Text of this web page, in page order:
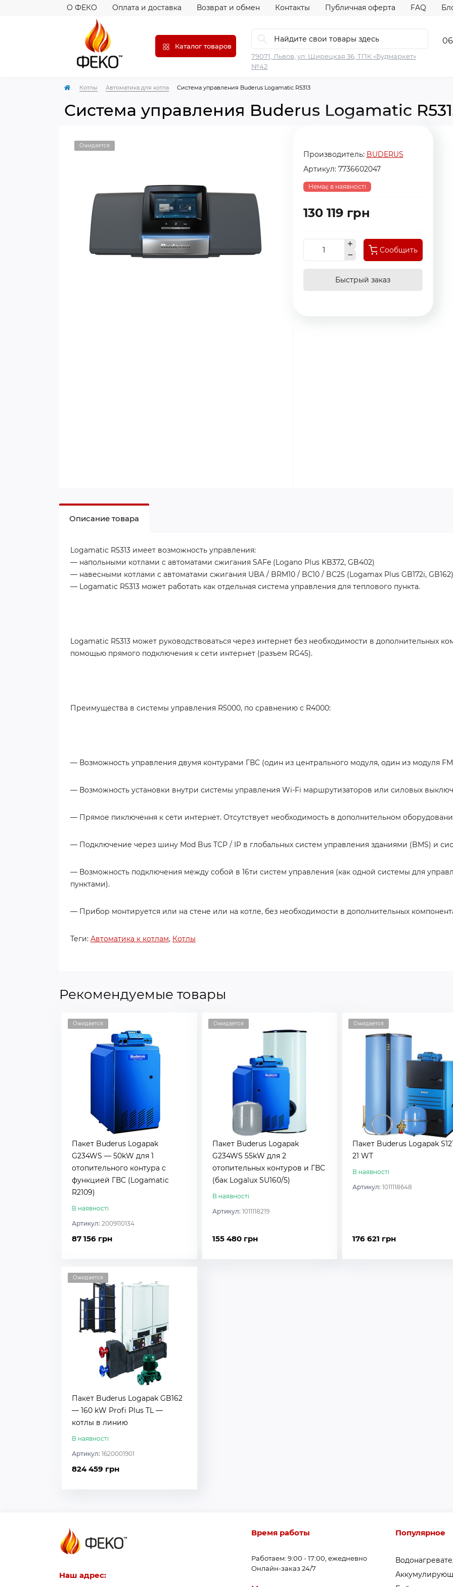
О ФЕКО Оплата и доставка Возврат и обмен Контакты Публичная оферта FAQ
Каталог товаров
79071, Львов, ул. Щирецкая 36, ТПК «Будмаркет»
№42
Котлы Автоматика для котла Система управления Buderus Logamatic R5313
Система управления Buderus Logamatic
Ожидается
Производитель: BUDERUS
Артикул: 7736602047
Немає в наявності
130 119 грн
Сообщить
Быстрый заказ
Описание товара
Logamatic R5313 имеет возможность управления:
— напольными котлами с автоматами сжигания SAFe (Logano Plus KB372, GB402)
— навесными котлами с автоматами сжигания UBA / BRM10 / BC10 / BC25 (Logamax Plus GB172i, GB162)
— Logamatic R5313 может работать как отдельная система управления для теплового пункта.
Logamatic R5313 может руководствоваться через интернет без необходимости в дополнительных
помощью прямого подключения к сети интернет (разъем RG45).
Преимущества в системы управления R5000, по сравнению с R4000:
— Возможность управления двумя контурами ГВС (один из центрального модуля, один из модуля
— Возможность установки внутри системы управления Wi-Fi маршрутизаторов или силовых
— Прямое пиключення к сети интернет. Отсутствует необходимость в дополнительном
— Подключение через шину Mod Bus TCP / IP в глобальных систем управления зданиями (BMS) и
— Возможность подключения между собой в 16ти систем управления (как одной системы для
пунктами).
— Прибор монтируется или на стене или на котле, без необходимости в дополнительных
Теги: Автоматика к котлам, Котлы
Рекомендуемые товары
Ожидается
Пакет Buderus Logapak
G234WS — 50kW для 1
отопительного контура с
функцией ГВС (Logamatic
R2109)
В наявності
Артикул: 2009110134
87 156 грн
Ожидается
Пакет Buderus Logapak
G234WS 55kW для 2
отопительных контуров и ГВС
(бак Logalux SU160/5)
В наявності
Артикул: 1011118219
155 480 грн
Ожидается
Пакет Buderus Logapak
21 WT
В наявності
Артикул: 1011118648
176 621 грн
Ожидается
Пакет Buderus Logapak GB162
— 160 kW Profi Plus TL —
котлы в линию
В наявності
Артикул: 1620001901
824 459 грн
Наш адрес:
Время работы
Работаем: 9:00 - 17:00, ежедневно
Онлайн-заказ 24/7
Популярное